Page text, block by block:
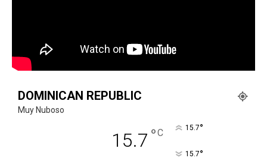
DOMINICAN REPUBLIC
Muy Nuboso
15.7 °C 15.7°
15.7°